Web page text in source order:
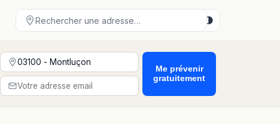
Me prévenir
gratuitement